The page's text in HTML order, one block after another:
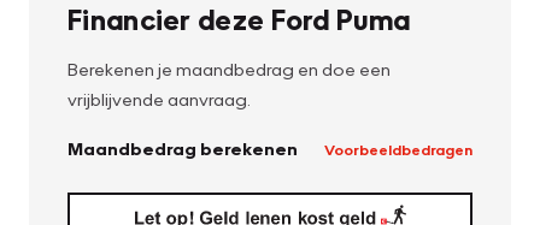
Financier deze Ford Puma
Berekenen je maandbedrag en doe een
vrijblijvende aanvraag.
Maandbedrag berekenen Voorbeeldbedragen